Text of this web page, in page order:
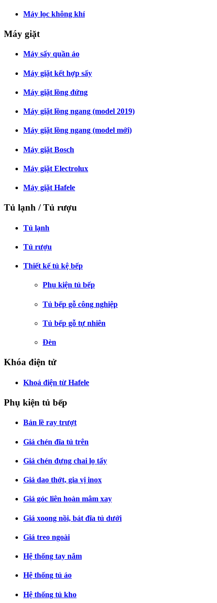
Máy lọc không khí
Máy giặt
Máy sấy quần áo
Máy giặt kết hợp sấy
Máy giặt lồng đứng
Máy giặt lồng ngang (model 2019)
Máy giặt lồng ngang (model mới)
Máy giặt Bosch
Máy giặt Electrolux
Máy giặt Hafele
Tủ lạnh / Tủ rượu
Tủ lạnh
Tủ rượu
Thiết kế tủ kệ bếp
Phụ kiện tủ bếp
Tủ bếp gỗ công nghiệp
Tủ bếp gỗ tự nhiên
Đèn
Khóa điện tử
Khoá điện từ Hafele
Phụ kiện tủ bếp
Bản lề ray trượt
Giá chén đĩa tủ trên
Giá chén đựng chai lọ tẩy
Giá dao thớt, gia vị inox
Giá góc liên hoàn mâm xay
Giá xoong nồi, bát đĩa tủ dưới
Giá treo ngoài
Hệ thống tay nắm
Hệ thống tủ áo
Hệ thống tủ kho